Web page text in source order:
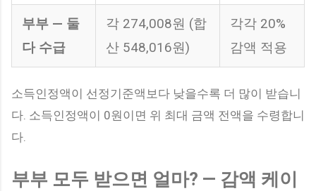
부부 — 둘
다 수급
각 274,008원 (합
산 548,016원)
각각 20%
감액 적용
소득인정액이 선정기준액보다 낮을수록 더 많이 받습니
다. 소득인정액이 0원이면 위 최대 금액 전액을 수령합니
다.
부부 모두 받으면 얼마? — 감액 케이